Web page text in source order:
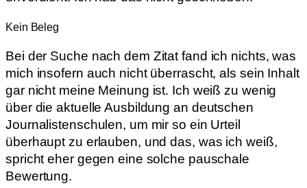
Kein Beleg
Bei der Suche nach dem Zitat fand ich nichts, was
mich insofern auch nicht überrascht, als sein Inhalt
gar nicht meine Meinung ist. Ich weiß zu wenig
über die aktuelle Ausbildung an deutschen
Journalistenschulen, um mir so ein Urteil
überhaupt zu erlauben, und das, was ich weiß,
spricht eher gegen eine solche pauschale
Bewertung.